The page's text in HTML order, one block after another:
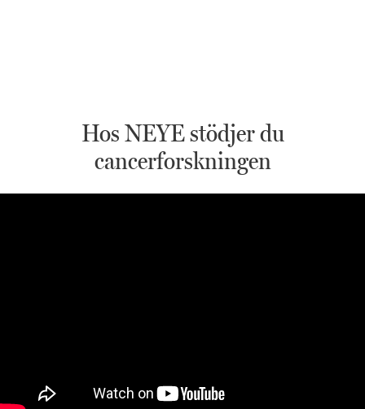
Hos NEYE stödjer du
cancerforskningen